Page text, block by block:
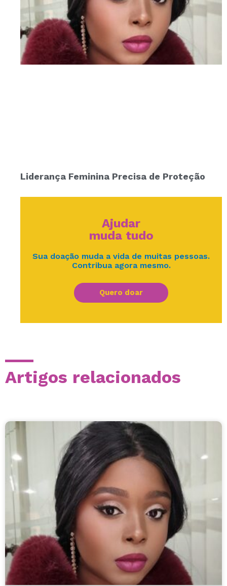
Liderança Feminina Precisa de Proteção
Ajudar
muda tudo
Sua doação muda a vida de muitas pessoas.
Contribua agora mesmo.
Quero doar
Artigos relacionados